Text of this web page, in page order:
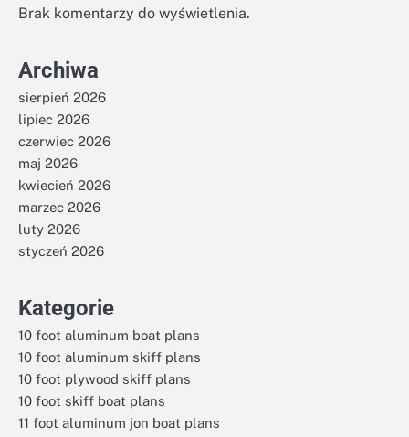
Brak komentarzy do wyświetlenia.
Archiwa
sierpień 2026
lipiec 2026
czerwiec 2026
maj 2026
kwiecień 2026
marzec 2026
luty 2026
styczeń 2026
Kategorie
10 foot aluminum boat plans
10 foot aluminum skiff plans
10 foot plywood skiff plans
10 foot skiff boat plans
11 foot aluminum jon boat plans